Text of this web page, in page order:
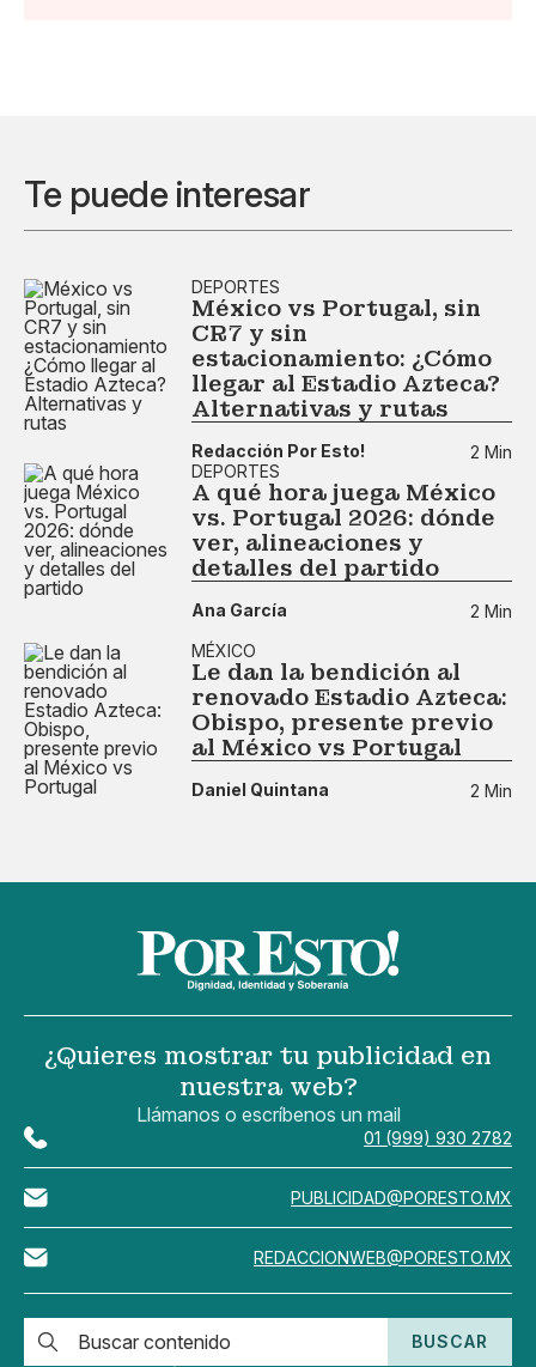
Te puede interesar
DEPORTES
México vs Portugal, sin
CR7 y sin
estacionamiento: ¿Cómo
llegar al Estadio Azteca?
Alternativas y rutas
Redacción Por Esto!
2 Min
DEPORTES
A qué hora juega México
vs. Portugal 2026: dónde
ver, alineaciones y
detalles del partido
Ana García
2 Min
MÉXICO
Le dan la bendición al
renovado Estadio Azteca:
Obispo, presente previo
al México vs Portugal
Daniel Quintana 2 Min
¿Quieres mostrar tu publicidad en
nuestra web?
Llámanos o escríbenos un mail
01 (999) 930 2782
PUBLICIDAD@PORESTO.MX
REDACCIONWEB@PORESTO.MX
BUSCAR